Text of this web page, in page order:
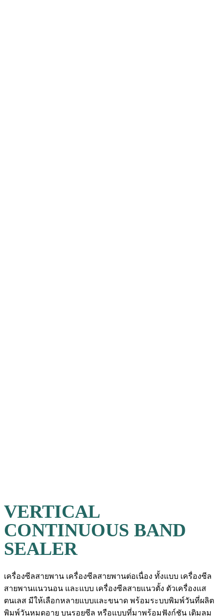
VERTICAL
CONTINUOUS BAND
SEALER
เครื่องซีลสายพาน เครื่องซีลสายพานต่อเนื่อง ทั้งแบบ เครื่องซีล
สายพานแนวนอน และแบบ เครื่องซีลสายแนวตั้ง ตัวเครื่องแส
ตนเลส มีให้เลือกหลายแบบและขนาด พร้อมระบบพิมพ์วันที่ผลิต
พิมพ์วันหมดอายุ บนรอยซีล หรือแบบที่มาพร้อมฟังก์ชัน เติมลม